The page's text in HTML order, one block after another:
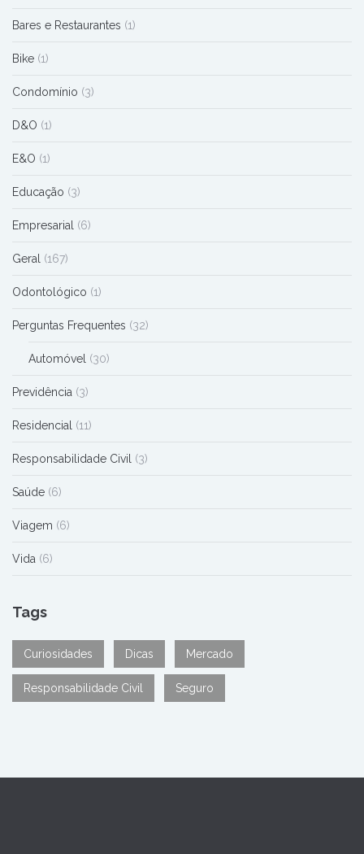
Bares e Restaurantes (1)
Bike (1)
Condomínio (3)
D&O (1)
E&O (1)
Educação (3)
Empresarial (6)
Geral (167)
Odontológico (1)
Perguntas Frequentes (32)
Automóvel (30)
Previdência (3)
Residencial (11)
Responsabilidade Civil (3)
Saúde (6)
Viagem (6)
Vida (6)
Tags
Curiosidades Dicas Mercado
Responsabilidade Civil Seguro